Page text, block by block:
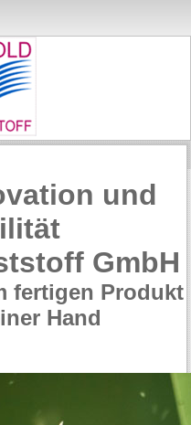
und
GmbH
fertigen Produkt
Hand